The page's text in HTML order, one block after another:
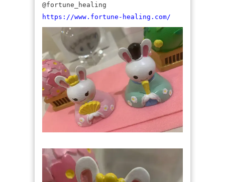
@fortune_healing
https://www.fortune-healing.com/